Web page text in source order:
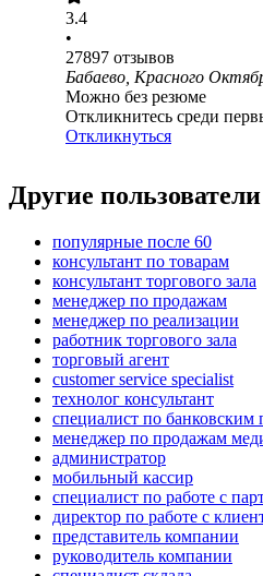
3.4
•
27897 отзывов
Бабаево, Красного
Можно без резюме
Откликнитесь среди
Откликнуться
Другие
популярные после 60
консультант по товарам
консультант торгового зала
менеджер по продажам
менеджер по реализации
работник торгового зала
торговый агент
customer service specialist
технолог консультант
специалист по банковским
менеджер по продажам
администратор
мобильный кассир
специалист по работе с
директор по работе с
представитель компании
руководитель компании